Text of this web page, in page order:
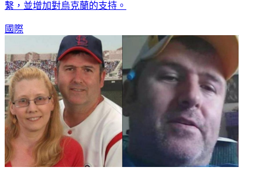
繫，並增加對烏克蘭的支持。
國際